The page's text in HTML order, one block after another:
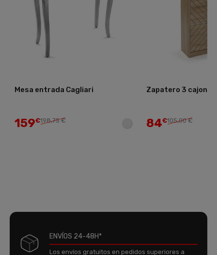
Mesa entrada Cagliari
159€198,75 €
Zapatero 3 cajones
84€105,00 €
ENVÍOS 24-48H*
Los envíos gratuitos en pedidos superiores a